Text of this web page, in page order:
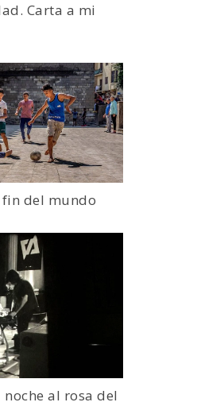
Carta a mi
del mundo
al rosa del